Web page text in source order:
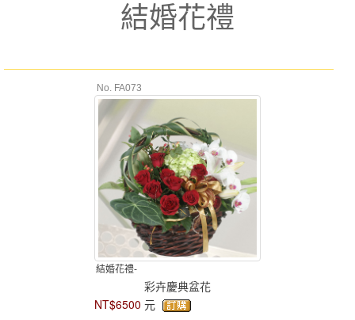
結婚花禮
No. FA073
結婚花禮-
彩卉慶典盆花
NT$6500 元